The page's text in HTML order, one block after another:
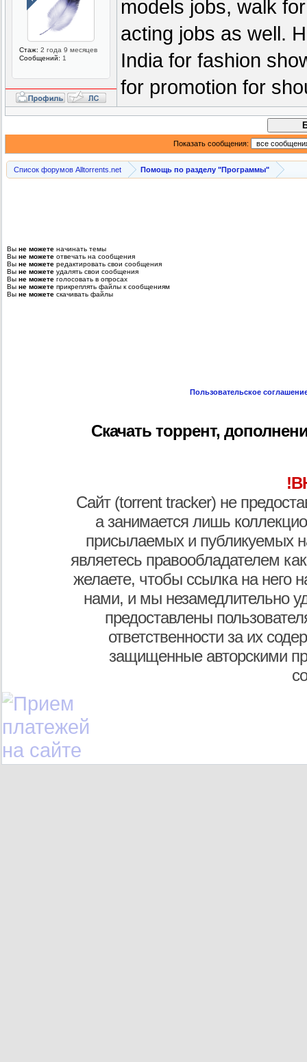
Стаж: 2 года 9 месяцев
Сообщений: 1
models jobs, walk
acting jobs as well.
India for fashion
for promotion for
Показать сообщения:
Список форумов Alltorrents.net Помощь по разделу "Программы"
Вы не можете начинать темы
Вы не можете отвечать на сообщения
Вы не можете редактировать свои сообщения
Вы не можете удалять свои сообщения
Вы не можете голосовать в опросах
Вы не можете прикреплять файлы к сообщениям
Вы не можете скачивать файлы
Пользовательское
Скачать торрент,
Сайт (torrent tracker) не
а занимается лишь
присылаемых и публикуемых
являетесь правообладателем
желаете, чтобы ссылка на него
нами, и мы незамедлительно
предоставлены
ответственности за их
защищенные авторскими